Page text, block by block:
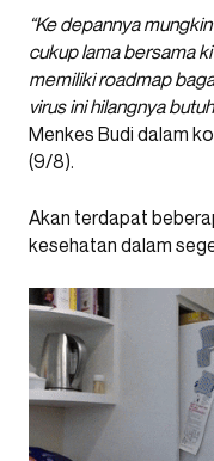
“Ke depannya
cukup lama bersama
memiliki roadmap
virus ini hilangnya
Menkes Budi dalam
(9/8).
Akan terdapat
kesehatan dalam